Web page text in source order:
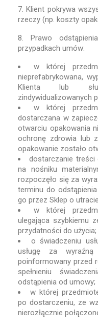
7. Klient pokrywa
rzeczy (np. koszty
8. Prawo
przypadkach umów:
w której
nieprefabrykowana,
Klienta lub
zindywidualizowanych
w której
dostarczana w
otwarciu opakowania
ochronę zdrowia lub
opakowanie zostało
dostarczanie treści
na nośniku
rozpoczęło się za
terminu do
go przez Sklep o
w której
ulegająca szybkiemu
przydatności do użycia;
o świadczeniu
usługę za
poinformowany przed
spełnieniu
odstąpienia od umowy;
w której
po dostarczeniu, ze
nierozłącznie